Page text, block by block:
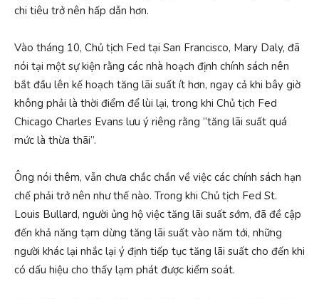
chi tiêu trở nên hấp dẫn hơn.
Vào tháng 10, Chủ tịch Fed tại San Francisco, Mary Daly, đã
nói tại một sự kiện rằng các nhà hoạch định chính sách nên
bắt đầu lên kế hoạch tăng lãi suất ít hơn, ngay cả khi bây giờ
không phải là thời điểm để lùi lại, trong khi Chủ tịch Fed
Chicago Charles Evans lưu ý riêng rằng “tăng lãi suất quá
mức là thừa thãi”.
Ông nói thêm, vẫn chưa chắc chắn về việc các chính sách hạn
chế phải trở nên như thế nào. Trong khi Chủ tịch Fed St.
Louis Bullard, người ủng hộ việc tăng lãi suất sớm, đã đề cập
đến khả năng tạm dừng tăng lãi suất vào năm tới, những
người khác lại nhắc lại ý định tiếp tục tăng lãi suất cho đến khi
có dấu hiệu cho thấy lạm phát được kiểm soát.